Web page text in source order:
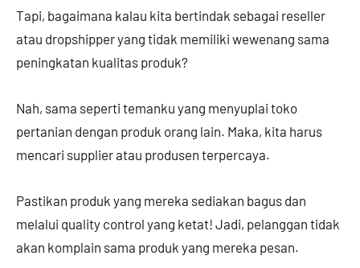
Tapi, bagaimana kalau kita bertindak sebagai reseller
atau dropshipper yang tidak memiliki wewenang sama
peningkatan kualitas produk?
Nah, sama seperti temanku yang menyuplai toko
pertanian dengan produk orang lain. Maka, kita harus
mencari supplier atau produsen terpercaya.
Pastikan produk yang mereka sediakan bagus dan
melalui quality control yang ketat! Jadi, pelanggan tidak
akan komplain sama produk yang mereka pesan.